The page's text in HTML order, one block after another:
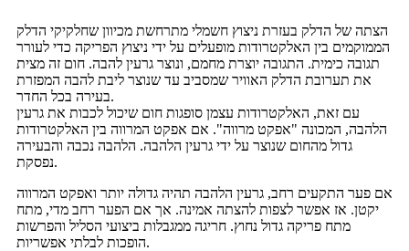
הצתה של הדלק בעזרת ניצוץ חשמלי מתרחשת מכיוון שחלקיקי הדלק
הממוקמים בין האלקטרודות מופעלים על ידי ניצוץ הפריקה כדי לעורר
תגובה כימית. התגובה יוצרת מחמם, ונוצר גרעין להבה. חום זה מצית
את תערובת הדלק האוויר שמסביב עד שנוצר ליבת להבה המפזרת
בעירה בכל החדר.
עם זאת, האלקטרודות עצמן סופגות חום שיכול לכבות את גרעין
הלהבה, המכונה "אפקט מרווה". אם אפקט המרווה בין האלקטרודות
גדול מהחום שנוצר על ידי גרעין הלהבה. הלהבה נכבה והבעירה
נפסקת.
אם פער התקעים רחב, גרעין הלהבה תהיה גדולה יותר ואפקט המרווה
יקטן. אז אפשר לצפות להצתה אמינה. אך אם הפער רחב מדי, מתח
מתח פריקה גדול נחוץ. חריגה ממגבלות ביצועי הסליל והפרשות
הופכות לבלתי אפשריות.